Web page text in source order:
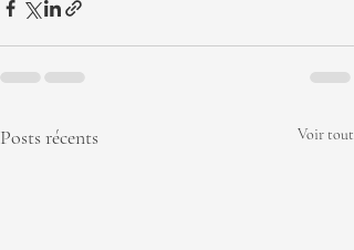
Posts récents Voir tout